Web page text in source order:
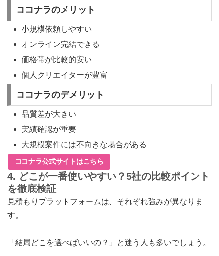
ココナラのメリット
小規模依頼しやすい
オンライン完結できる
価格帯が比較的安い
個人クリエイターが豊富
ココナラのデメリット
品質差が大きい
実績確認が重要
大規模案件には不向きな場合がある
ココナラ公式サイトはこちら
4. どこが一番使いやすい？5社の比較ポイント
を徹底検証
見積もりプラットフォームは、それぞれ強みが異なりま
す。
「結局どこを選べばいいの？」と迷う人も多いでしょう。